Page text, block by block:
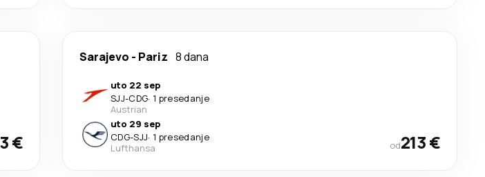
€
Sarajevo - Pariz 8 dana
uto 22 sep
SJJ-CDG· 1 presedanje
Austrian
uto 29 sep
CDG-SJJ· 1 presedanje
Lufthansa
od213 €